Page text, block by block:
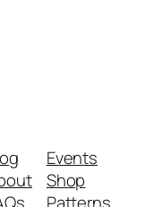
Events
Shop